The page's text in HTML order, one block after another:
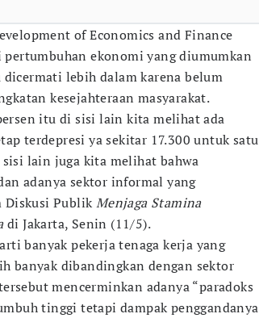
of Economics and Finance
ekonomi yang diumumkan
lebih dalam karena belum
kesejahteraan masyarakat.
itu di sisi lain kita melihat ada
terdepresi ya sekitar 17.300 untuk satu
lain juga kita melihat bahwa
adanya sektor informal yang
Diskusi PublikMenjaga Stamina
di Jakarta, Senin (11/5).
banyak pekerja tenaga kerja yang
banyak dibandingkan dengan sektor
mencerminkan adanya “paradoks
tinggi tetapi dampak penggandanya